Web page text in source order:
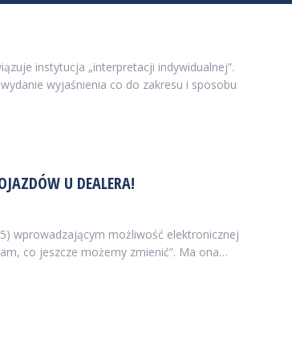
instytucja „interpretacji indywidualnej”.
wyjaśnienia co do zakresu i sposobu
U DEALERA!
wprowadzającym możliwość elektronicznej
co jeszcze możemy zmienić”. Ma ona…